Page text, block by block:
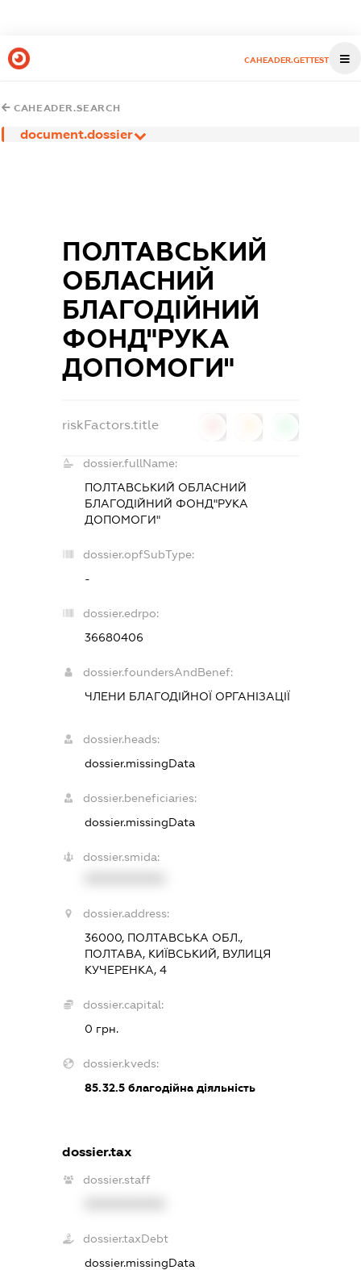
CAHEADER.GETTEST
CAHEADER.SEARCH
document.dossier
ПОЛТАВСЬКИЙ
ОБЛАСНИЙ
БЛАГОДІЙНИЙ
ФОНД"РУКА
ДОПОМОГИ"
riskFactors.title
dossier.fullName:
ПОЛТАВСЬКИЙ ОБЛАСНИЙ
БЛАГОДІЙНИЙ ФОНД"РУКА
ДОПОМОГИ"
dossier.opfSubType:
-
dossier.edrpo:
36680406
dossier.foundersAndBenef:
ЧЛЕНИ БЛАГОДІЙНОЇ ОРГАНІЗАЦІЇ
dossier.heads:
dossier.missingData
dossier.beneficiaries:
dossier.missingData
dossier.smida:
dossier.address:
36000, ПОЛТАВСЬКА ОБЛ.,
ПОЛТАВА, КИЇВСЬКИЙ, ВУЛИЦЯ
КУЧЕРЕНКА, 4
dossier.capital:
0 грн.
dossier.kveds:
85.32.5благодійна діяльність
dossier.tax
dossier.staff
dossier.taxDebt
dossier.missingData